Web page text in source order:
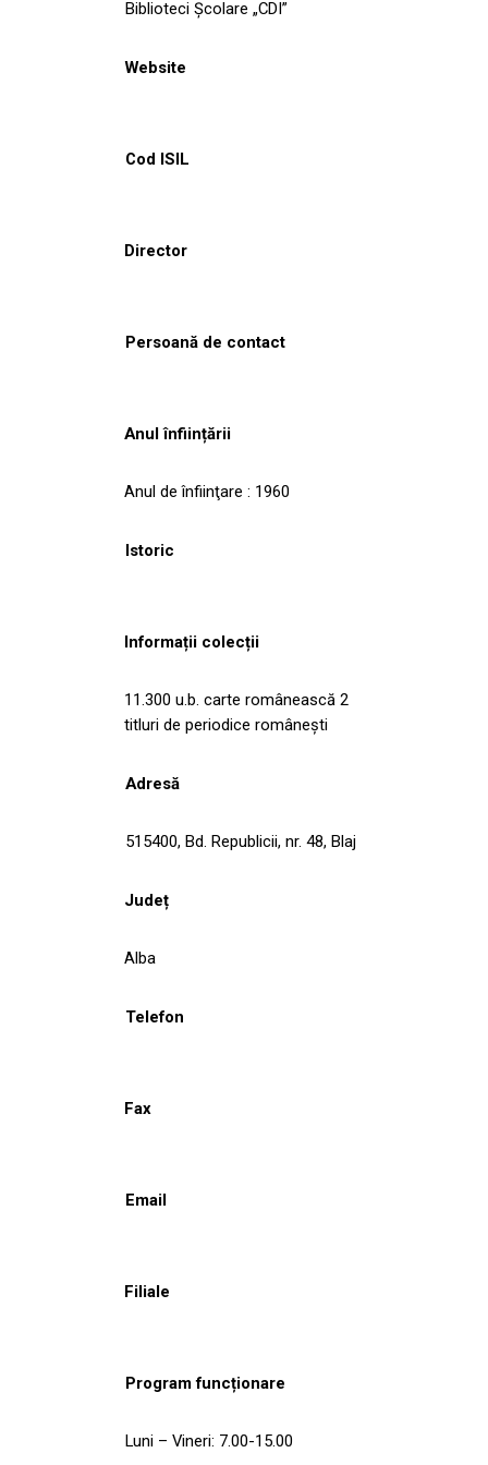
Biblioteci Școlare „CDI”
Website
Cod ISIL
Director
Persoană de contact
Anul înființării
Anul de înfiinţare : 1960
Istoric
Informații colecții
11.300 u.b. carte românească 2
titluri de periodice româneşti
Adresă
515400, Bd. Republicii, nr. 48, Blaj
Județ
Alba
Telefon
Fax
Email
Filiale
Program funcționare
Luni – Vineri: 7.00-15.00